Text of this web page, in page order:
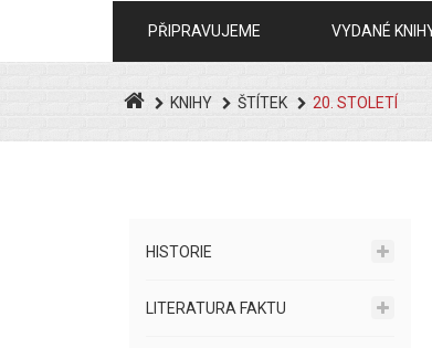
PŘIPRAVUJEME VYDANÉ
KNIHY ŠTÍTEK 20. STOLETÍ
HISTORIE
LITERATURA FAKTU